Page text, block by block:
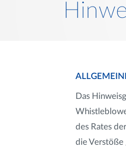
Das
des Rates
die Verstöße